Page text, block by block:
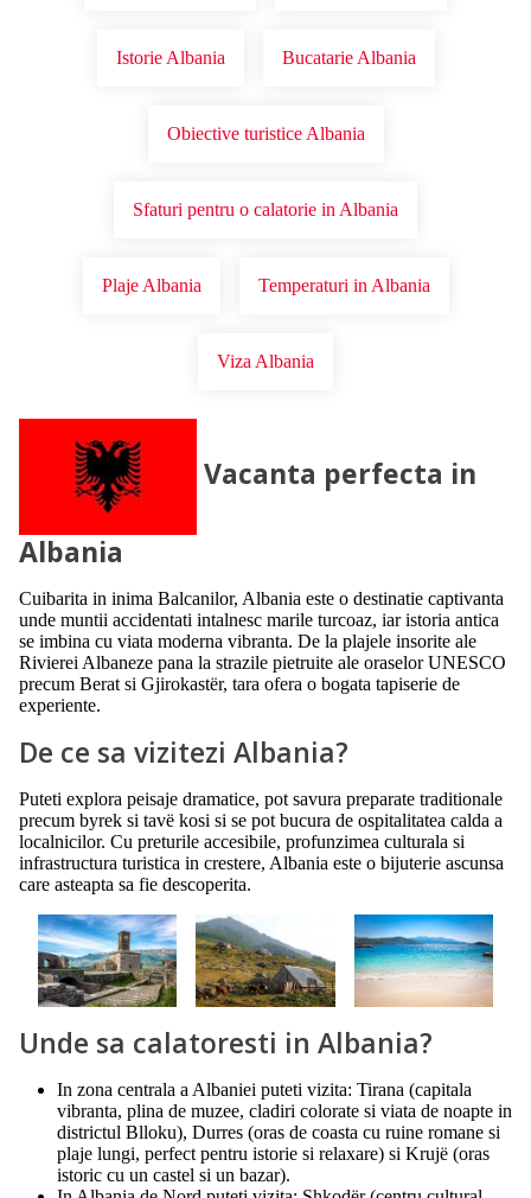
Istorie Albania Bucatarie Albania
Obiective turistice Albania
Sfaturi pentru o calatorie in Albania
Plaje Albania Temperaturi in Albania
Viza Albania
Vacanta perfecta in
Albania
Cuibarita in inima Balcanilor, Albania este o destinatie captivanta
unde muntii accidentati intalnesc marile turcoaz, iar istoria antica
se imbina cu viata moderna vibranta. De la plajele insorite ale
Rivierei Albaneze pana la strazile pietruite ale oraselor UNESCO
precum Berat si Gjirokastër, tara ofera o bogata tapiserie de
experiente.
De ce sa vizitezi Albania?
Puteti explora peisaje dramatice, pot savura preparate traditionale
precum byrek si tavë kosi si se pot bucura de ospitalitatea calda a
localnicilor. Cu preturile accesibile, profunzimea culturala si
infrastructura turistica in crestere, Albania este o bijuterie ascunsa
care asteapta sa fie descoperita.
Unde sa calatoresti in Albania?
In zona centrala a Albaniei puteti vizita: Tirana (capitala
vibranta, plina de muzee, cladiri colorate si viata de noapte in
districtul Blloku), Durres (oras de coasta cu ruine romane si
plaje lungi, perfect pentru istorie si relaxare) si Krujë (oras
istoric cu un castel si un bazar).